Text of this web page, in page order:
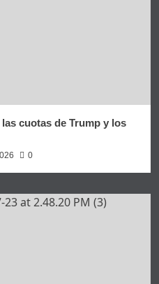
cuotas de Trump y los
0